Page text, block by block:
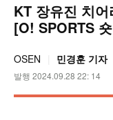
KT 장유진 치
[O! SPORTS
OSEN 민경훈 기자
발행 2024.09.28 22: 14